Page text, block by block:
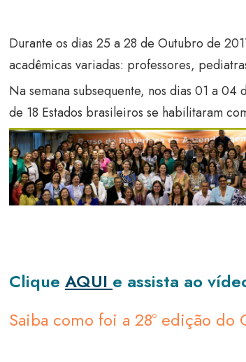
Durante os dias 25 a 28 de Outubro de
acadêmicas variadas: professores,
Na semana subsequente, nos dias 01 a
de 18 Estados brasileiros se habilitaram
Clique AQUI e assista ao
Saiba como foi a 28º edição do